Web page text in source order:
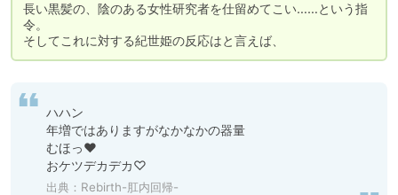
長い黒髪の、陰のある女性研究者を仕留めてこい……という指
令。
そしてこれに対する紀世姫の反応はと言えば、
ハハン
年増ではありますがなかなかの器量
むほっ♥
おケツデカデカ♡
出典：Rebirth-肛内回帰-